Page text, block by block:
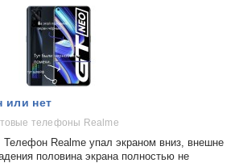
или нет
телефоны Realme
Телефон Realme упал экраном вниз, внешне
половина экрана полностью не